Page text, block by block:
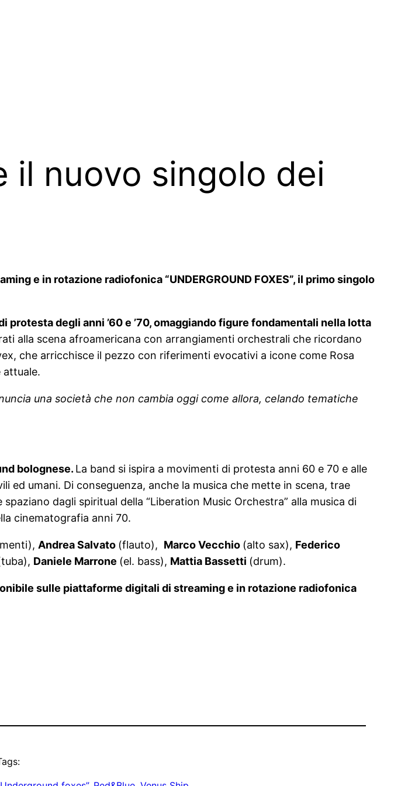
il nuovo singolo dei
e in rotazione radiofonica “UNDERGROUND FOXES”, il primo singolo
degli anni ’60 e ’70, omaggiando figure fondamentali nella lotta
alla scena afroamericana con arrangiamenti orchestrali che ricordano
che arricchisce il pezzo con riferimenti evocativi a icone come Rosa
attuale.
una società che non cambia oggi come allora, celando tematiche
bolognese. La band si ispira a movimenti di protesta anni 60 e 70 e alle
umani. Di conseguenza, anche la musica che mette in scena, trae
dagli spiritual della “Liberation Music Orchestra” alla musica di
cinematografia anni 70.
Andrea Salvato (flauto), Marco Vecchio (alto sax), Federico
Daniele Marrone (el. bass), Mattia Bassetti (drum).
sulle piattaforme digitali di streaming e in rotazione radiofonica